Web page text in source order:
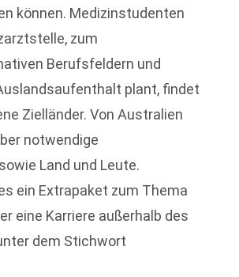
können. Medizinstudenten
zum
Berufsfeldern und
plant, findet
Zielländer. Von Australien
notwendige
Land und Leute.
ein Extrapaket zum Thema
eine Karriere außerhalb des
dem Stichwort